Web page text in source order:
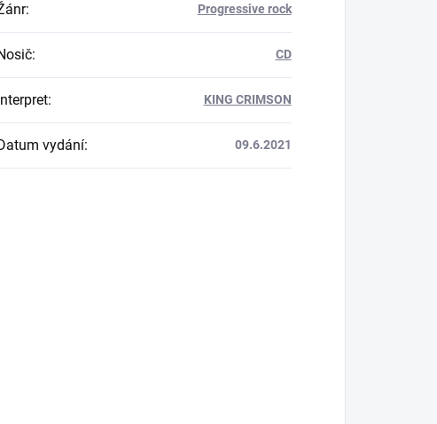
: Progressive rock
: CD
Interpret: KING CRIMSON
vydání: 09.6.2021